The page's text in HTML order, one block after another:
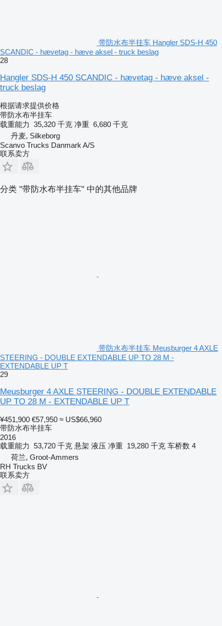
带防水布半挂车 Hangler SDS-H 450
SCANDIC - hævetag - hæve aksel - truck beslag
28
Hangler SDS-H 450 SCANDIC - hævetag - hæve aksel -
truck beslag
根据请求提供价格
带防水布半挂车
载重能力 35,320 千克 净重 6,680 千克
丹麦, Silkeborg
Scanvo Trucks Danmark A/S
联系卖方
分类 "带防水布半挂车" 中的其他品牌
带防水布半挂车 Meusburger 4 AXLE
STEERING - DOUBLE EXTENDABLE UP TO 28 M -
EXTENDABLE UP T
29
Meusburger 4 AXLE STEERING - DOUBLE EXTENDABLE
UP TO 28 M - EXTENDABLE UP T
¥451,900 €57,950 ≈ US$66,960
带防水布半挂车
2016
载重能力 53,720 千克 悬架 液压 净重 19,280 千克 车桥数 4
荷兰, Groot-Ammers
RH Trucks BV
联系卖方